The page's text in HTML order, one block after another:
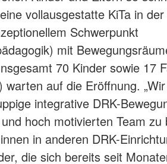
vollausgestatte KiTa in der
Schwerpunkt
mit
70 Kinder sowie 17
auf die Eröffnung.
integrative DRK-
hoch motivierten Team zu
in anderen DRK-
die sich bereits seit